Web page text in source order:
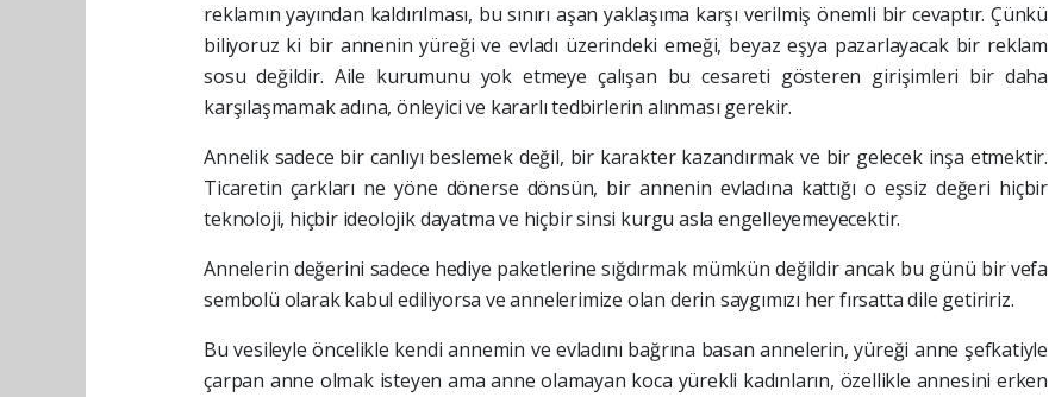
reklamın yayından kaldırılması, bu sınırı aşan yaklaşıma karşı verilmiş önemli bir cevaptır. Çünkü
biliyoruz ki bir annenin yüreği ve evladı üzerindeki emeği, beyaz eşya pazarlayacak bir reklam
sosu değildir. Aile kurumunu yok etmeye çalışan bu cesareti gösteren girişimleri bir daha
karşılaşmamak adına, önleyici ve kararlı tedbirlerin alınması gerekir.
Annelik sadece bir canlıyı beslemek değil, bir karakter kazandırmak ve bir gelecek inşa etmektir.
Ticaretin çarkları ne yöne dönerse dönsün, bir annenin evladına kattığı o eşsiz değeri hiçbir
teknoloji, hiçbir ideolojik dayatma ve hiçbir sinsi kurgu asla engelleyemeyecektir.
Annelerin değerini sadece hediye paketlerine sığdırmak mümkün değildir ancak bu günü bir vefa
sembolü olarak kabul ediliyorsa ve annelerimize olan derin saygımızı her fırsatta dile getiririz.
Bu vesileyle öncelikle kendi annemin ve evladını bağrına basan annelerin, yüreği anne şefkatiyle
çarpan anne olmak isteyen ama anne olamayan koca yürekli kadınların, özellikle annesini erken